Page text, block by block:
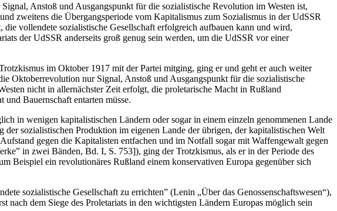
Anstoß und Ausgangspunkt für die sozialistische Revolution im Westen ist,
zweitens die Übergangsperiode vom Kapitalismus zum Sozialismus in der UdSSR
vollendete sozialistische Gesellschaft erfolgreich aufbauen kann und wird,
der UdSSR anderseits groß genug sein werden, um die UdSSR vor einer
im Oktober 1917 mit der Partei mitging, ging er und geht er auch weiter
Oktoberrevolution nur Signal, Anstoß und Ausgangspunkt für die sozialistische
nicht in allernächster Zeit erfolgt, die proletarische Macht in Rußland
Bauernschaft entarten müsse.
in wenigen kapitalistischen Ländern oder sogar in einem einzeln genommenen Lande
sozialistischen Produktion im eigenen Lande der übrigen, der kapitalistischen Welt
gegen die Kapitalisten entfachen und im Notfall sogar mit Waffengewalt gegen
in zwei Bänden, Bd. I, S. 753]), ging der Trotzkismus, als er in der Periode des
Beispiel ein revolutionäres Rußland einem konservativen Europa gegenüber sich
sozialistische Gesellschaft zu errichten” (Lenin „Über das Genossenschaftswesen“),
dem Siege des Proletariats in den wichtigsten Ländern Europas möglich sein